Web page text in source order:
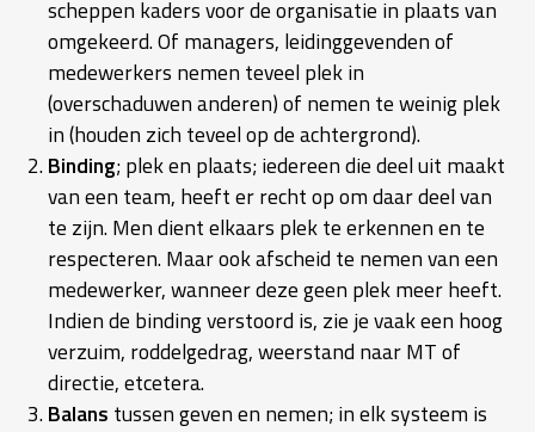
scheppen kaders voor de organisatie in plaats van
omgekeerd. Of managers, leidinggevenden of
medewerkers nemen teveel plek in
(overschaduwen anderen) of nemen te weinig plek
in (houden zich teveel op de achtergrond).
Binding; plek en plaats; iedereen die deel uit maakt
van een team, heeft er recht op om daar deel van
te zijn. Men dient elkaars plek te erkennen en te
respecteren. Maar ook afscheid te nemen van een
medewerker, wanneer deze geen plek meer heeft.
Indien de binding verstoord is, zie je vaak een hoog
verzuim, roddelgedrag, weerstand naar MT of
directie, etcetera.
Balans tussen geven en nemen; in elk systeem is